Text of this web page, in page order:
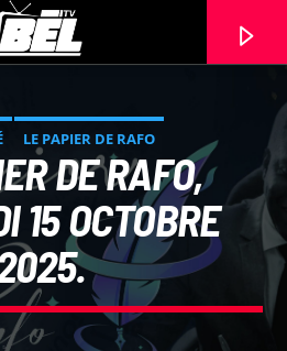
LE PAPIER DE RAFO
DE RAFO,
15 OCTOBRE